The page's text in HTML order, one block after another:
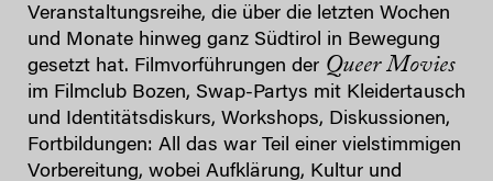
Veranstaltungsreihe, die über die letzten Wochen
und Monate hinweg ganz Südtirol in Bewegung
gesetzt hat. Filmvorführungen der Queer Movies
im Filmclub Bozen, Swap-Partys mit Kleidertausch
und Identitätsdiskurs, Workshops, Diskussionen,
Fortbildungen: All das war Teil einer vielstimmigen
Vorbereitung, wobei Aufklärung, Kultur und